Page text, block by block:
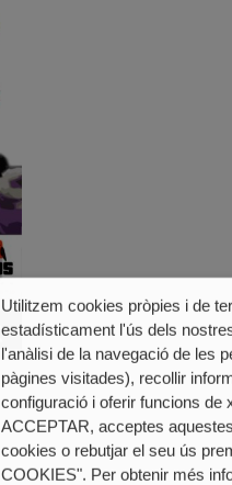
Utilitzem cookies pròpies i de
estadísticament l'ús dels
l'anàlisi de la navegació de les
pàgines visitades), recollir
configuració i oferir funcions de
ACCEPTAR, acceptes
cookies o rebutjar el seu ús
COOKIES". Per obtenir més